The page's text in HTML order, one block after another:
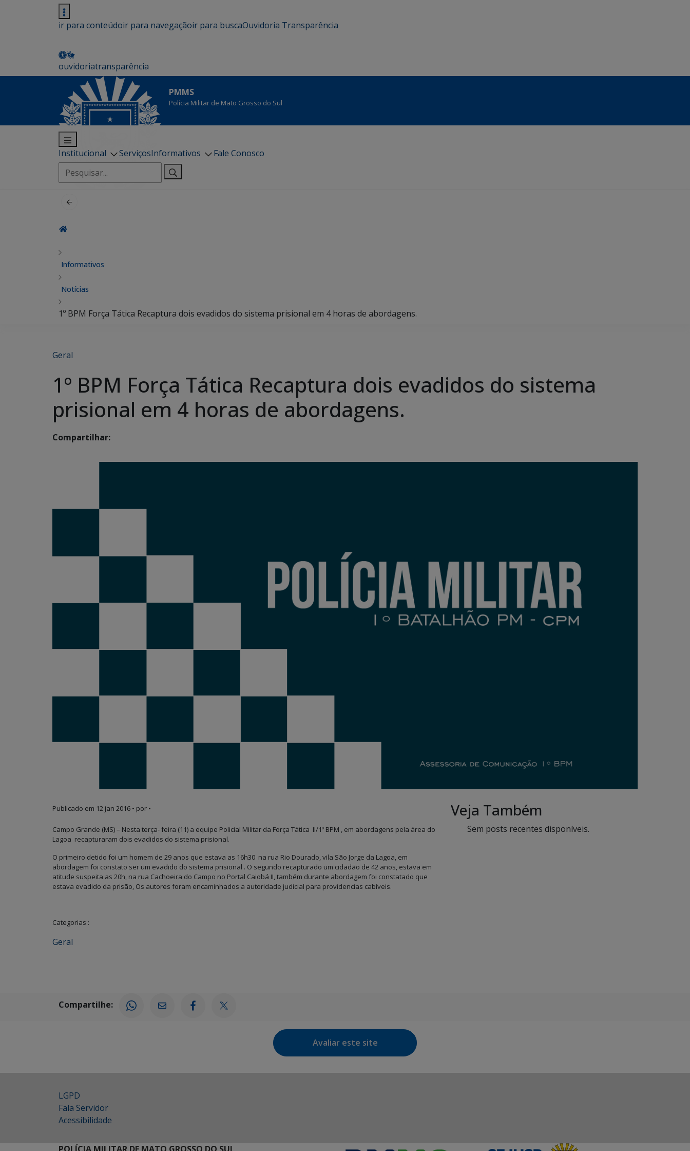
ir para conteúdoir para navegaçãoir para buscaOuvidoria Transparência
ouvidoriatransparência
PMMS
Polícia Militar de Mato Grosso do Sul
Institucional ServiçosInformativos
Fale Conosco
Pesquisar
por:
Informativos
Notícias
1º BPM Força Tática Recaptura dois evadidos do sistema prisional em 4 horas de abordagens.
Geral
1º BPM Força Tática Recaptura dois evadidos do sistema
prisional em 4 horas de abordagens.
Compartilhar:
Publicado em 12 jan 2016 • por •
Campo Grande (MS) – Nesta terça- feira (11) a equipe Policial Militar da Força Tática II/1º BPM , em abordagens pela área do
Lagoa recapturaram dois evadidos do sistema prisional.
O primeiro detido foi um homem de 29 anos que estava as 16h30 na rua Rio Dourado, vila São Jorge da Lagoa, em
abordagem foi constato ser um evadido do sistema prisional . O segundo recapturado um cidadão de 42 anos, estava em
atitude suspeita as 20h, na rua Cachoeira do Campo no Portal Caiobá II, também durante abordagem foi constatado que
estava evadido da prisão, Os autores foram encaminhados a autoridade judicial para providencias cabíveis.
Categorias :
Geral
Veja Também
Sem posts recentes disponíveis.
Compartilhe:
Avaliar este site
LGPD
Fala Servidor
Acessibilidade